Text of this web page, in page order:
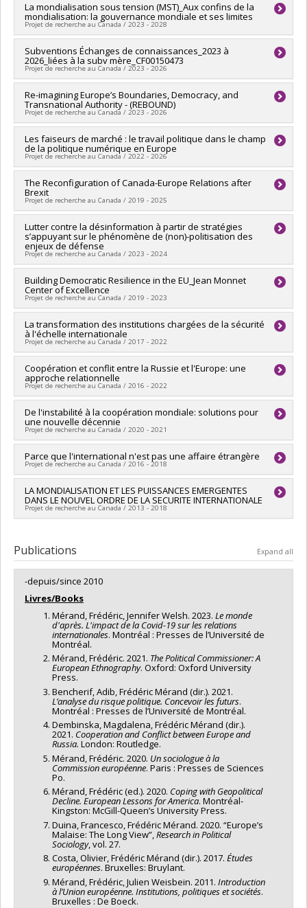
connaissances
Lead researcher : Vincent Pouliot
Co-researchers :Frédéric Mérand,Miriam Cohen,Alex Tipei
Sarah-Myriam Martin-Brûlé
Funding sources:
Société et culture (FQRSC)
Grant programs:PVXXXXXX-(SE) Programme Soutien aux
équipes de recherche - Stade de développement :
Renouvellement
La mondialisation sous tension (MST)_Aux confins de la
mondialisation: la gouvernance mondiale et ses limites
Projet de recherche au Canada / 2023 - 2028
Lead researcher :Vincent Pouliot
Co-researchers :Frédéric Mérand
Funding sources:
Grant programs:PVXXXXXX-(SE) Programme Soutien aux
équipes de recherche - Stade de développement :
Renouvellement
Subventions Échanges de connaissances_2023 à
2026_liées à la subv mère_CF00150473
Projet de recherche au Canada / 2023 - 2026
Lead researcher :Frédéric Mérand
Funding sources:CRSH/Conseil de recherches en sciences
humaines du Canada
connaissances
Re-imagining Europe’s Boundaries, Democracy, and
Transnational Authority - (REBOUND)
Projet de recherche au Canada / 2023 - 2026
Lead researcher :Luna Vives,Laurie Beaudonnet
Co-researchers : Frédéric Mérand,Christine Rothmayr Allison
Ahmed Hamila
Funding sources:Commission européenne (La)
Grant programs:
Les faiseurs de marché : le travail politique dans le champ
de la politique numérique en Europe
Projet de recherche au Canada / 2022 - 2026
Lead researcher : Frédéric Mérand
Co-researchers :
Catherine Hoeffler
Funding sources:
Grant programs:PV153480-Subventions de développement
Savoir
The Reconfiguration of Canada-Europe Relations after
Brexit
Projet de recherche au Canada / 2019 - 2025
Lead researcher : Achim Hurrelmann
Co-researchers : Frédéric Mérand
Funding sources:CRSH/Conseil de recherches en sciences
humaines du Canada
Grant programs:PVXXXXXX-Subvention Savoir
Lutter contre la désinformation à partir de stratégies
s’appuyant sur le phénomène de (non)-politisation des
enjeux de défense
Projet de recherche au Canada / 2023 - 2024
Lead researcher :Laurent Borzillo
Co-researchers :Frédéric Mérand
Funding sources:
Building Democratic Resilience in the EU_Jean Monnet
Center of Excellence
Projet de recherche au Canada / 2019 - 2023
Lead researcher : Laurie Beaudonnet
Co-researchers : Frédéric Mérand,
Funding sources:
La transformation des institutions chargées de la sécurité
à l'échelle internationale
Projet de recherche au Canada / 2017 - 2022
Lead researcher :T. V. Paul
Co-researchers : Frédéric Mérand
Funding sources:
Grant programs:PVXXXXXX-(SE) Programme Soutien aux
équipes de recherche - Stade de développement :
Renouvellement
Coopération et conflit entre la Russie et l'Europe: une
approche relationnelle
Projet de recherche au Canada / 2016 - 2022
Lead researcher : Magdalena Dembinska
Co-researchers :Frédéric Mérand
Funding sources:
Grant programs:PVXXXXXX-Subvention Savoir
De l'instabilité à la coopération mondiale: solutions pour
une nouvelle décennie
Projet de recherche au Canada / 2020 - 2021
Lead researcher : Frédéric Mérand
Co-researchers : Marie-Joëlle Zahar
Funding sources:CRSH/Conseil de recherches en sciences
humaines du Canada
Grant programs:PV152160-Subvention Connexion
Parce que l'international n'est pas une affaire étrangère
Projet de recherche au Canada / 2016 - 2018
Lead researcher :Frédéric Mérand
Co-researchers : Jano Bourgeois
Funding sources:
LA MONDIALISATION ET LES PUISSANCES EMERGENTES
DANS LE NOUVEL ORDRE DE LA SECURITE INTERNATIONALE
Projet de recherche au Canada / 2013 - 2018
Co-researchers :
Funding sources:FRQSC/Fonds de recherche du Québec -
Société et culture (FQRSC)
Grant programs:PVXXXXXX-(SE) Programme Soutien aux
équipes de recherche - Stade de développement :
Publications Expand all
-depuis/since 2010
Livres/Books
Mérand, Frédéric, Jennifer Welsh. 2023. Le monde
d'après. L'impact de la Covid-19 sur les relations
internationales. Montréal : Presses de l’Université de
Montréal.
Mérand, Frédéric. 2021. The Political Commissioner: A
European Ethnography. Oxford: Oxford University
Press.
Bencherif, Adib, Frédéric Mérand (dir.). 2021.
L’analyse du risque politique. Concevoir les futurs.
Montréal : Presses de l’Université de Montréal.
Dembinska, Magdalena, Frédéric Mérand (dir.).
2021. Cooperation and Conflict between Europe and
Russia. London: Routledge.
Mérand, Frédéric. 2020. Un sociologue à la
Commission européenne. Paris : Presses de Sciences
Po.
Mérand, Frédéric (ed.). 2020. Coping with Geopolitical
Decline. European Lessons for America. Montréal-
Kingston: McGill-Queen’s University Press.
Duina, Francesco, Frédéric Mérand. 2020. “Europe’s
Malaise: The Long View”,Research in Political
Sociology, vol. 27.
Costa, Olivier, Frédéric Mérand (dir.). 2017. Études
européennes. Bruxelles: Bruylant.
Mérand, Frédéric, Julien Weisbein. 2011. Introduction
à l’Union européenne. Institutions, politiques et sociétés.
Bruxelles : De Boeck.